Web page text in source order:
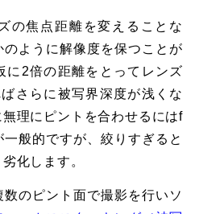
の焦点距離を変えることな
のように解像度を保つことが
に2倍の距離をとってレンズ
さらに被写界深度が浅くな
理にピントを合わせるにはf
般的ですが、絞りすぎると
化します。
のピント面で撮影を行いソ